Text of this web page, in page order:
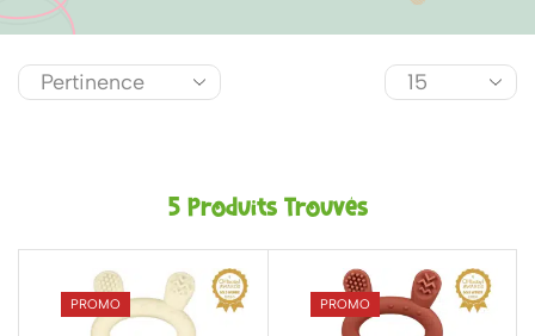
5 Produits Trouvés
PROMO PROMO